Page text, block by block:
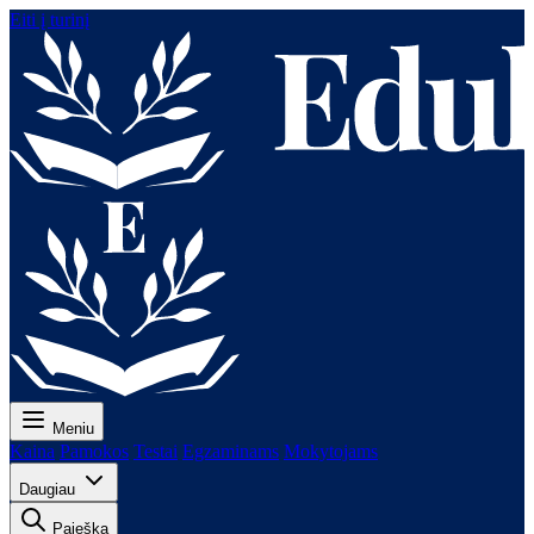
Eiti į turinį
Meniu
Kaina Pamokos Testai Egzaminams Mokytojams
Daugiau
Paieška